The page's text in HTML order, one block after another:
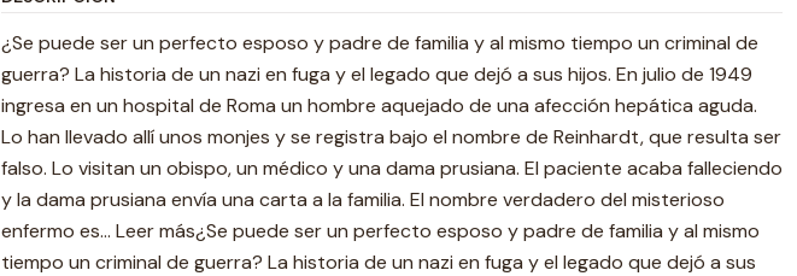
¿Se puede ser un perfecto esposo y padre de familia y al mismo tiempo un criminal de
guerra? La historia de un nazi en fuga y el legado que dejó a sus hijos. En julio de 1949
ingresa en un hospital de Roma un hombre aquejado de una afección hepática aguda.
Lo han llevado allí unos monjes y se registra bajo el nombre de Reinhardt, que resulta ser
falso. Lo visitan un obispo, un médico y una dama prusiana. El paciente acaba falleciendo
y la dama prusiana envía una carta a la familia. El nombre verdadero del misterioso
enfermo es... Leer más¿Se puede ser un perfecto esposo y padre de familia y al mismo
tiempo un criminal de guerra? La historia de un nazi en fuga y el legado que dejó a sus